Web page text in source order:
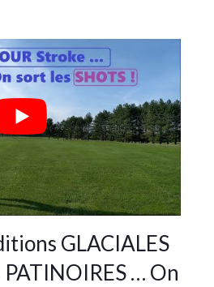
GLACIALES
… On